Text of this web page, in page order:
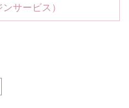
サービス）